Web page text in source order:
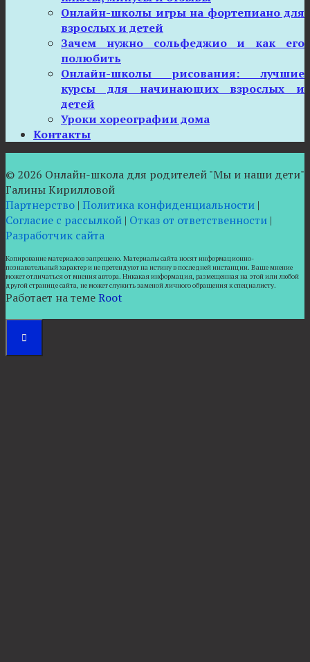
Онлайн-школы игры на фортепиано для
взрослых и детей
Зачем нужно сольфеджио и как его
полюбить
Онлайн-школы рисования: лучшие
курсы для начинающих взрослых и
детей
Уроки хореографии дома
Контакты
© 2026 Онлайн-школа для родителей "Мы и наши дети"
Галины Кирилловой
Партнерство | Политика конфиденциальности |
Согласие с рассылкой | Отказ от ответственности |
Разработчик сайта
Копирование материалов запрещено. Материалы сайта носят информационно-
познавательный характер и не претендуют на истину в последней инстанции. Ваше мнение
может отличаться от мнения автора. Никакая информация, размещенная на этой или любой
другой странице сайта, не может служить заменой личного обращения к специалисту.
Работает на темеRoot